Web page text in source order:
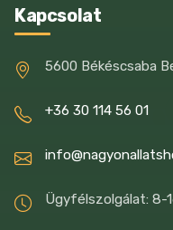
Kapcsolat
5600 Békéscsaba
+36 30 114 56 01
Ügyfélszolgálat: 8-